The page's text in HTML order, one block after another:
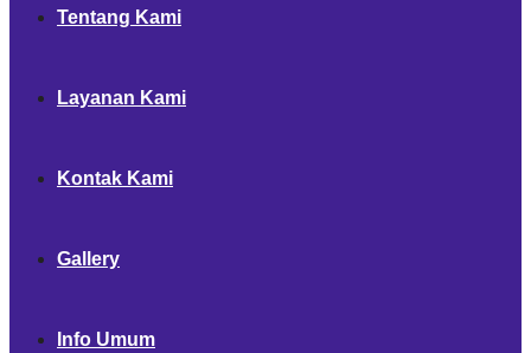
Tentang Kami
Layanan Kami
Kontak Kami
Gallery
Info Umum